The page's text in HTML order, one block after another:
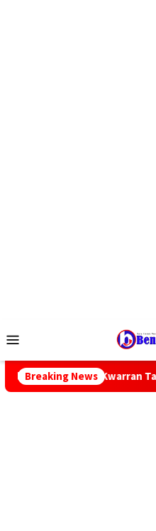
Mobile
Breaking News
Kwarran Tabir Ilir